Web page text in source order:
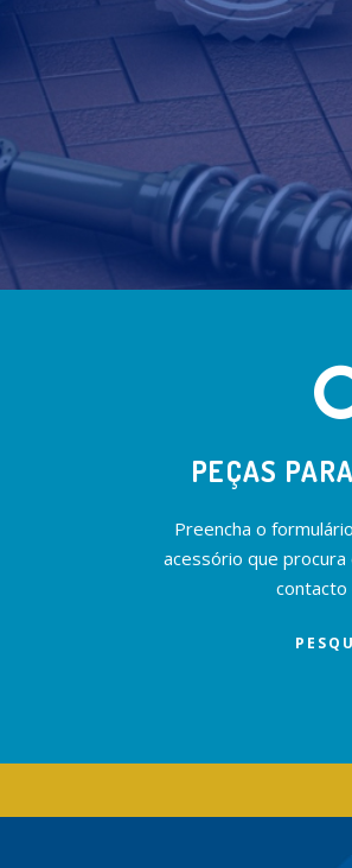
PEÇAS
Preencha o
acessório que
contacto